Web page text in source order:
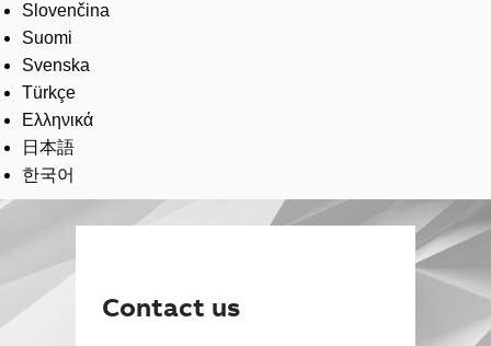
Slovenčina
Suomi
Svenska
Türkçe
Ελληνικά
日本語
한국어
Contact us